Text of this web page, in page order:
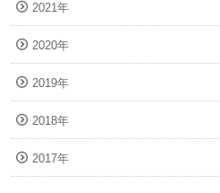
2021年
2020年
2019年
2018年
2017年